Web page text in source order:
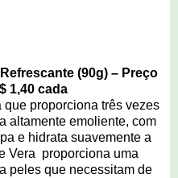
(90g) – Preço
1,40 cada
proporciona três vezes
altamente emoliente, com
e hidrata suavemente a
Vera proporciona uma
peles que necessitam de